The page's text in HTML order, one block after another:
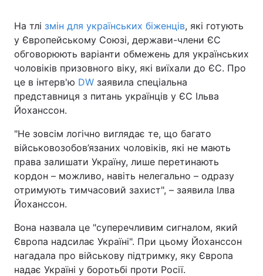
На тлі змін для українських біженців, які готують
у Європейському Союзі, держави-члени ЄС
обговорюють варіанти обмежень для українських
чоловіків призовного віку, які виїхали до ЄС. Про
це в інтерв'ю DW заявила спеціальна
представниця з питань українців у ЄС Ільва
Йоханссон.
"Не зовсім логічно виглядає те, що багато
військовозобов’язаних чоловіків, які не мають
права залишати Україну, лише перетинають
кордон – можливо, навіть нелегально – одразу
отримують тимчасовий захист", – заявила Ілва
Йоханссон.
Вона назвала це "суперечливим сигналом, який
Європа надсилає Україні". При цьому Йоханссон
нагадала про військову підтримку, яку Європа
надає Україні у боротьбі проти Росії.